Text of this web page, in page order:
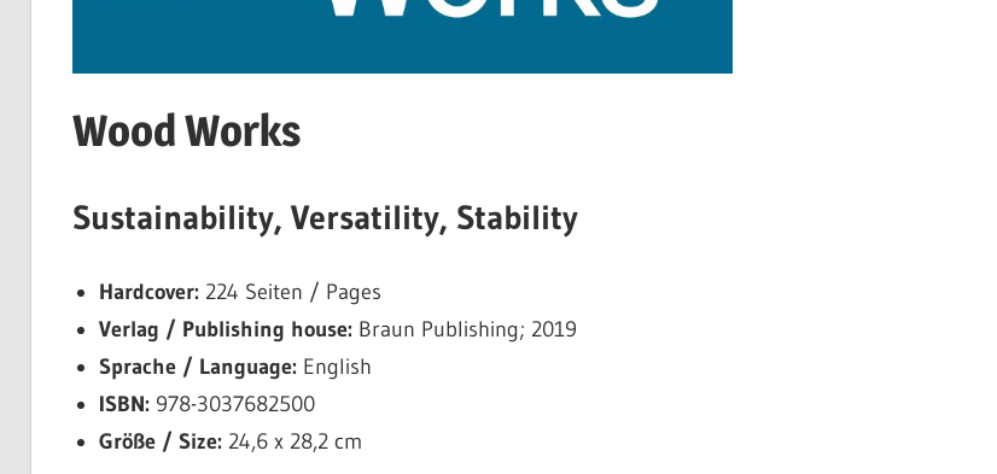
Wood Works
Sustainability, Versatility, Stability
Hardcover: 224 Seiten / Pages
Verlag / Publishing house: Braun Publishing; 2019
Sprache / Language: English
ISBN: 978-3037682500
Größe / Size: 24,6 x 28,2 cm